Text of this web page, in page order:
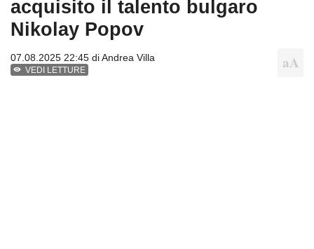
acquisito il talento bulgaro
Nikolay Popov
07.08.2025 22:45 diAndrea Villa
VEDI LETTURE